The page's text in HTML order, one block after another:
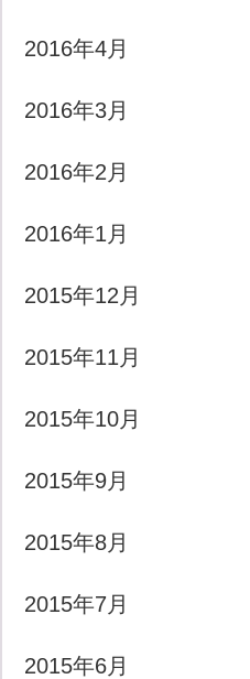
2016年4月
2016年3月
2016年2月
2016年1月
2015年12月
2015年11月
2015年10月
2015年9月
2015年8月
2015年7月
2015年6月